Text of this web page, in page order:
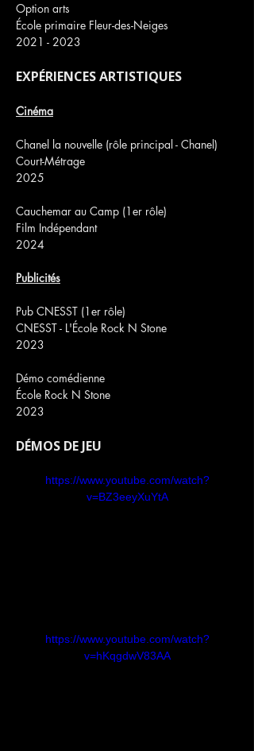
Option arts
École primaire Fleur-des-Neiges
2021 - 2023
EXPÉRIENCES ARTISTIQUES
Cinéma
Chanel la nouvelle (rôle principal - Chanel)
Court-Métrage
2025
Cauchemar au Camp (1er rôle)
Film Indépendant
2024
Publicités
Pub CNESST (1er rôle)
CNESST - L'École Rock N Stone
2023
Démo comédienne
École Rock N Stone
2023
DÉMOS DE JEU
https://www.youtube.com/watch?
v=BZ3eeyXuYtA
https://www.youtube.com/watch?
v=hKqgdwV83AA